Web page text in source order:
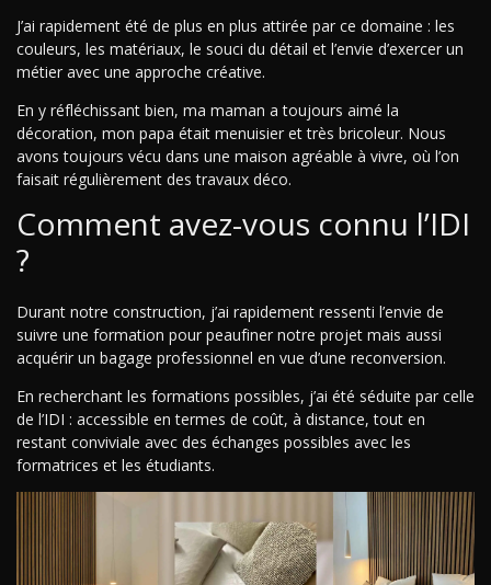
J’ai rapidement été de plus en plus attirée par ce domaine : les
couleurs, les matériaux, le souci du détail et l’envie d’exercer un
métier avec une approche créative.
En y réfléchissant bien, ma maman a toujours aimé la
décoration, mon papa était menuisier et très bricoleur. Nous
avons toujours vécu dans une maison agréable à vivre, où l’on
faisait régulièrement des travaux déco.
Comment avez-vous connu l’IDI
?
Durant notre construction, j’ai rapidement ressenti l’envie de
suivre une formation pour peaufiner notre projet mais aussi
acquérir un bagage professionnel en vue d’une reconversion.
En recherchant les formations possibles, j’ai été séduite par celle
de l’IDI : accessible en termes de coût, à distance, tout en
restant conviviale avec des échanges possibles avec les
formatrices et les étudiants.